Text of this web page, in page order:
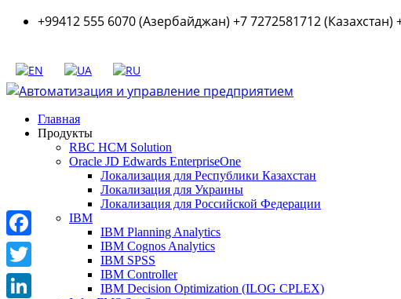
+99412 555 6070 (Азербайджан) +7 7272581712
Главная
Продукты
RBC HCM Solution
Oracle JD Edwards EnterpriseOne
Локализация для Республики Казахстан
Локализация для Украины
Локализация для Российской Федерации
IBM
IBM Planning Analytics
IBM Cognos Analytics
IBM SPSS
IBM Controller
IBM Decision Optimization (ILOG CPLEX)
Facebook
Twitter